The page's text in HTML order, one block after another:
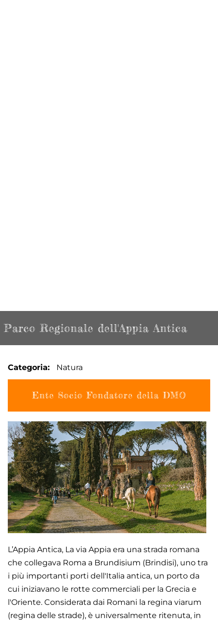
Parco Regionale dell'Appia Antica
Categoria Natura
Ente Socio Fondatore della DMO
L’Appia Antica, La via Appia era una strada romana
che collegava Roma a Brundisium (Brindisi), uno tra
i più importanti porti dell'Italia antica, un porto da
cui iniziavano le rotte commerciali per la Grecia e
l'Oriente. Considerata dai Romani la regina viarum
(regina delle strade), è universalmente ritenuta, in